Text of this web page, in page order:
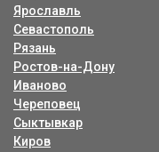
Ярославль
Севастополь
Рязань
Ростов-на-Дону
Иваново
Череповец
Сыктывкар
Киров